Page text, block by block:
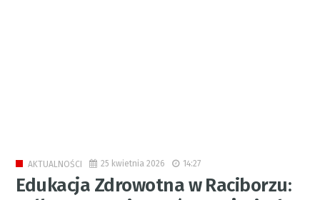
AKTUALNOŚCI 25 kwietnia 2026 14:27
Edukacja Zdrowotna w Raciborzu: